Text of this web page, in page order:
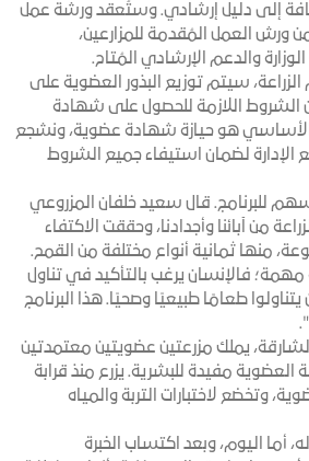
إلى دليل إرشادي. وستُعقد ورشة عمل
ورش العمل المُقدمة للمزارعين،
والدعم الإرشادي المُتاح.
سيتم توزيع البذور العضوية على
الشروط اللازمة للحصول على شهادة
الأساسي هو حيازة شهادة عضوية، ونشجع
الإدارة لضمان استيفاء جميع الشروط
للبرنامج. قال سعيد خلفان المزروعي
من آبائنا وأجدادنا، وحققت الاكتفاء
منها ثمانية أنواع مختلفة من القمح.
فالإنسان يرغب بالتأكيد في تناول
طعامًا طبيعيًا وصحيًا. هذا البرنامج
".
يملك مزرعتين عضويتين معتمدتين
العضوية مفيدة للبشرية. يزرع منذ قرابة
وتخضع لاختبارات التربة والمياه
أما اليوم، وبعد اكتساب الخبرة